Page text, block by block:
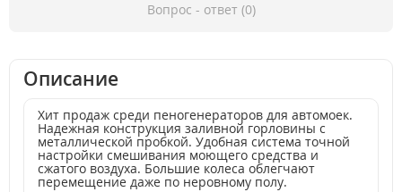
Вопрос - ответ (0)
Описание
Хит продаж среди пеногенераторов для автомоек.
Надежная конструкция заливной горловины с
металлической пробкой. Удобная система точной
настройки смешивания моющего средства и
сжатого воздуха. Большие колеса облегчают
перемещение даже по неровному полу.